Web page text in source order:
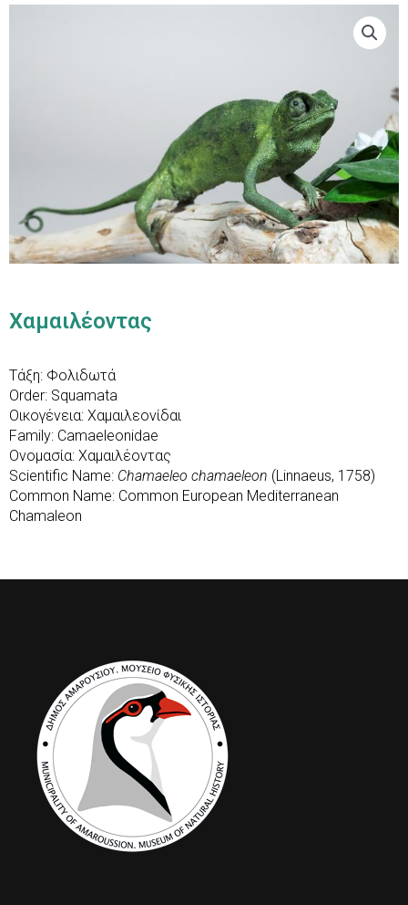
Χαμαιλέοντας
Τάξη: Φολιδωτά
Order: Squamata
Οικογένεια: Χαμαιλεονίδαι
Family: Camaeleonidae
Ονομασία: Χαμαιλέοντας
Scientific Name: Chamaeleo chamaeleon (Linnaeus, 1758)
Common Name: Common European Mediterranean
Chamaleon